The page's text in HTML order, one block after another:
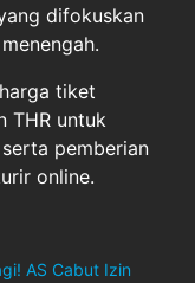
difokuskan
tiket
THR untuk
pemberian
online.
AS Cabut Izin